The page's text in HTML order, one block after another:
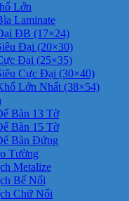
Lớn
Laminate
ĐB (17×24)
Đại (20×30)
Đại (25×35)
Cực Đại (30×40)
Lớn Nhất (38×54)
Bàn 13 Tờ
Bàn 15 Tờ
Bàn Đứng
Tường
Metalize
Bế Nổi
Chữ Nổi